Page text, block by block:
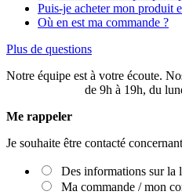
Puis-je acheter mon produit
Où en est ma commande ?
Plus de questions
Notre équipe est à votre écoute.
de 9h à 19h, du
Me rappeler
Je souhaite être contacté
Des informations sur la
Ma commande / mon